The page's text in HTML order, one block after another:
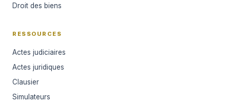
Droit des biens
RESSOURCES
Actes judiciaires
Actes juridiques
Clausier
Simulateurs